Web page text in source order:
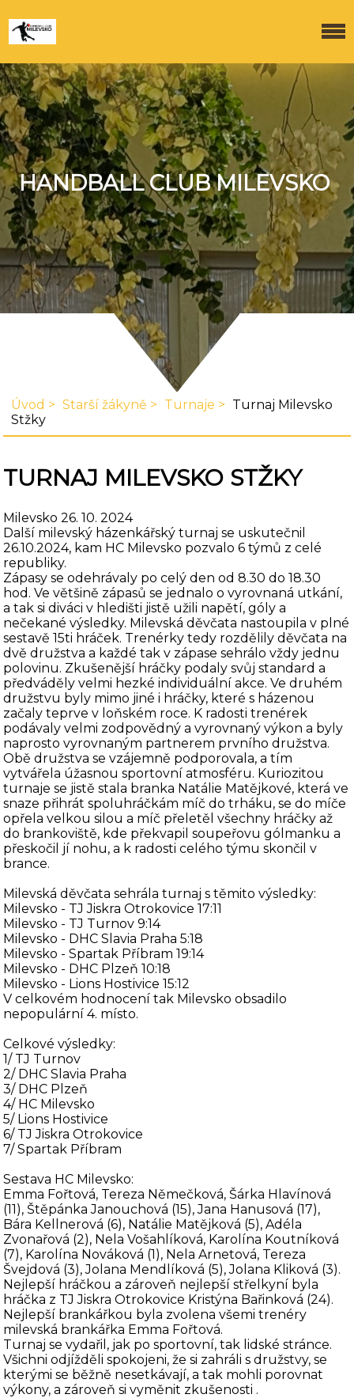
HANDBALL CLUB MILEVSKO
Úvod Starší žákyně Turnaje
Turnaj Milevsko
Stžky
TURNAJ MILEVSKO STŽKY
Milevsko 26. 10. 2024
Další milevský házenkářský turnaj se uskutečnil
26.10.2024, kam HC Milevsko pozvalo 6 týmů z celé
republiky.
Zápasy se odehrávaly po celý den od 8.30 do 18.30
hod. Ve většině zápasů se jednalo o vyrovnaná utkání,
a tak si diváci v hledišti jistě užili napětí, góly a
nečekané výsledky. Milevská děvčata nastoupila v plné
sestavě 15ti hráček. Trenérky tedy rozdělily děvčata na
dvě družstva a každé tak v zápase sehrálo vždy jednu
polovinu. Zkušenější hráčky podaly svůj standard a
předváděly velmi hezké individuální akce. Ve druhém
družstvu byly mimo jiné i hráčky, které s házenou
začaly teprve v loňském roce. K radosti trenérek
podávaly velmi zodpovědný a vyrovnaný výkon a byly
naprosto vyrovnaným partnerem prvního družstva.
Obě družstva se vzájemně podporovala, a tím
vytvářela úžasnou sportovní atmosféru. Kuriozitou
turnaje se jistě stala branka Natálie Matějkové, která ve
snaze přihrát spoluhráčkám míč do trháku, se do míče
opřela velkou silou a míč přeletěl všechny hráčky až
do brankoviště, kde překvapil soupeřovu gólmanku a
přeskočil jí nohu, a k radosti celého týmu skončil v
brance.
Milevská děvčata sehrála turnaj s těmito výsledky:
Milevsko - TJ Jiskra Otrokovice 17:11
Milevsko - TJ Turnov 9:14
Milevsko - DHC Slavia Praha 5:18
Milevsko - Spartak Příbram 19:14
Milevsko - DHC Plzeň 10:18
Milevsko - Lions Hostivice 15:12
V celkovém hodnocení tak Milevsko obsadilo
nepopulární 4. místo.
Celkové výsledky:
1/ TJ Turnov
2/ DHC Slavia Praha
3/ DHC Plzeň
4/ HC Milevsko
5/ Lions Hostivice
6/ TJ Jiskra Otrokovice
7/ Spartak Příbram
Sestava HC Milevsko:
Emma Fořtová, Tereza Němečková, Šárka Hlavínová
(11), Štěpánka Janouchová (15), Jana Hanusová (17),
Bára Kellnerová (6), Natálie Matějková (5), Adéla
Zvonařová (2), Nela Vošahlíková, Karolína Koutníková
(7), Karolína Nováková (1), Nela Arnetová, Tereza
Švejdová (3), Jolana Mendlíková (5), Jolana Kliková (3).
Nejlepší hráčkou a zároveň nejlepší střelkyní byla
hráčka z TJ Jiskra Otrokovice Kristýna Bařinková (24).
Nejlepší brankářkou byla zvolena všemi trenéry
milevská brankářka Emma Fořtová.
Turnaj se vydařil, jak po sportovní, tak lidské stránce.
Všichni odjížděli spokojeni, že si zahráli s družstvy, se
kterými se běžně nesetkávají, a tak mohli porovnat
výkony, a zároveň si vyměnit zkušenosti .